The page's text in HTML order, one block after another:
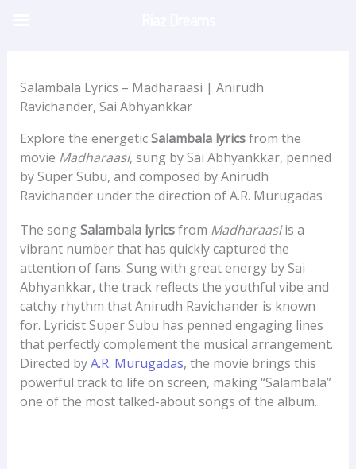
Salambala Lyrics – Madharaasi | Anirudh
Ravichander, Sai Abhyankkar
Explore the energeticSalambala lyricsfrom the
movie Madharaasi, sung by Sai Abhyankkar, penned
by Super Subu, and composed by Anirudh
Ravichander under the direction of A.R. Murugadas
The songSalambala lyricsfrom Madharaasiis a
vibrant number that has quickly captured the
attention of fans. Sung with great energy by Sai
Abhyankkar, the track reflects the youthful vibe and
catchy rhythm that Anirudh Ravichander is known
for. Lyricist Super Subu has penned engaging lines
that perfectly complement the musical arrangement.
Directed byA.R. Murugadas, the movie brings this
powerful track to life on screen, making “Salambala”
one of the most talked-about songs of the album.